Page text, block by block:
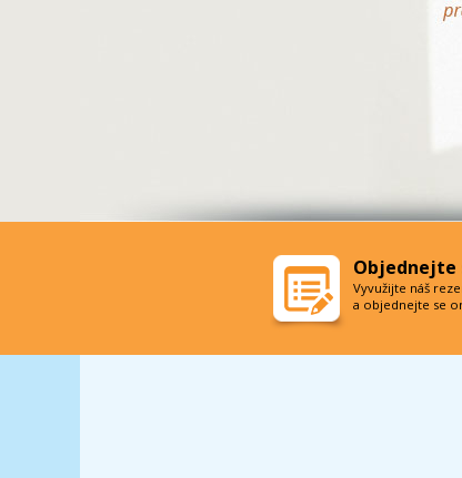
Objednejte
Vyvužijte náš
a objednejte se